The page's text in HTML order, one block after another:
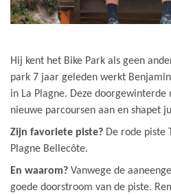
Hij kent het Bike Park als geen
park 7 jaar geleden werkt
in La Plagne. Deze
nieuwe parcoursen aan en shapet
Zijn favoriete piste? De rode piste
Plagne Bellecôte.
En waarom? Vanwege de
goede doorstroom van de piste.